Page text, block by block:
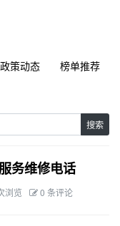
政策动态
榜单推荐
搜索
务维修电话
浏览 0 条评论